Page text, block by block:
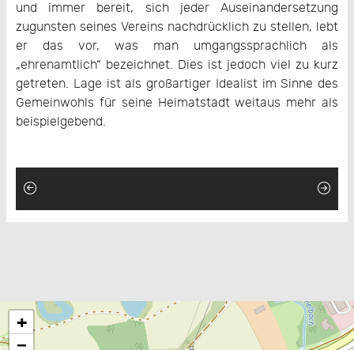
und immer bereit, sich jeder Auseinandersetzung
zugunsten seines Vereins nachdrücklich zu stellen, lebt
er das vor, was man umgangssprachlich als
„ehrenamtlich“ bezeichnet. Dies ist jedoch viel zu kurz
getreten. Lage ist als großartiger Idealist im Sinne des
Gemeinwohls für seine Heimatstadt weitaus mehr als
beispielgebend.
+